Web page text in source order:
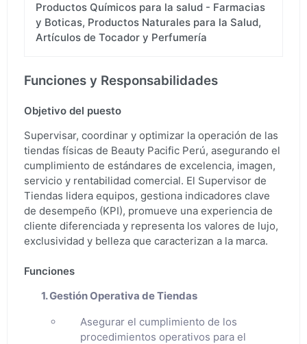
Productos Químicos para la salud - Farmacias
y Boticas, Productos Naturales para la Salud,
Artículos de Tocador y Perfumería
Funciones y Responsabilidades
Objetivo del puesto
Supervisar, coordinar y optimizar la operación de las
tiendas físicas de Beauty Pacific Perú, asegurando el
cumplimiento de estándares de excelencia, imagen,
servicio y rentabilidad comercial. El Supervisor de
Tiendas lidera equipos, gestiona indicadores clave
de desempeño (KPI), promueve una experiencia de
cliente diferenciada y representa los valores de lujo,
exclusividad y belleza que caracterizan a la marca.
Funciones
1. Gestión Operativa de Tiendas
Asegurar el cumplimiento de los
procedimientos operativos para el